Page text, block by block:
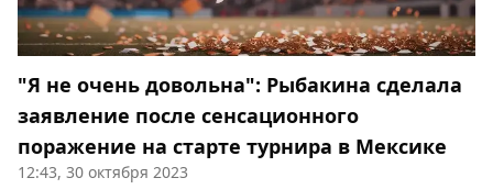
"Я не очень довольна": Рыбакина сделала
заявление после сенсационного
поражение на старте турнира в Мексике
12:43, 30 октября 2023